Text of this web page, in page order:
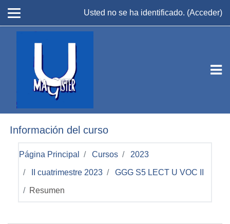
Usted no se ha identificado. (Acceder)
Información del curso
Página Principal Cursos 2023
II cuatrimestre 2023 GGG S5 LECT U VOC II
Resumen